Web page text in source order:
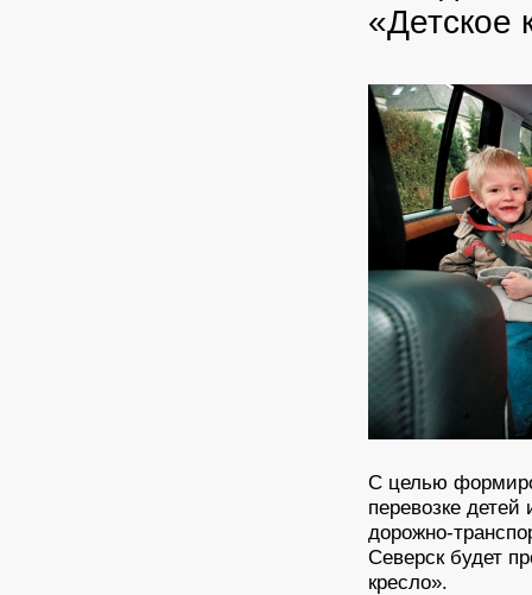
«Детское
С целью
перевозке
дорожно-
Северск будет
кресло».